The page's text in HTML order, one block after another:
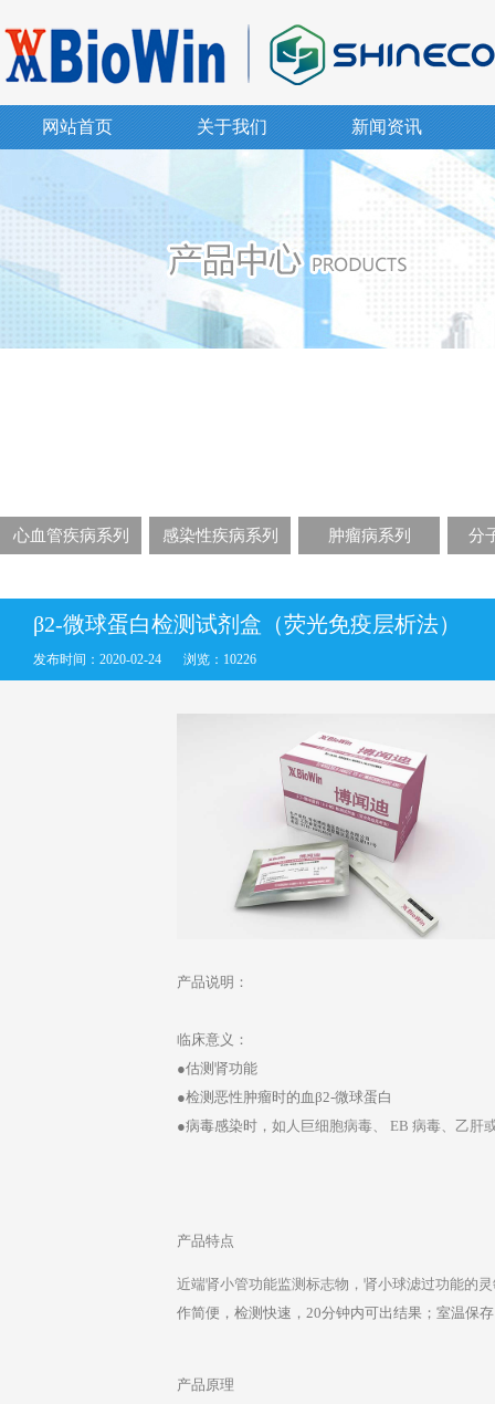
网站首页 关于我们 新闻资讯
心血管疾病系列 感染性疾病系列 肿瘤病系列 分
β2-微球蛋白检测试剂盒（荧光免疫层析法）
发布时间：2020-02-24 浏览：10226
产品说明：
临床意义：
●估测肾功能
●检测恶性肿瘤时的血β2-微球蛋白
●病毒感染时， 如人巨细胞病毒、 EB 病毒、乙肝
产品特点
近端肾小管功能监测标志物，肾小球滤过功能的
作简便，检测快速，20分钟内可出结果；室温保
产品原理